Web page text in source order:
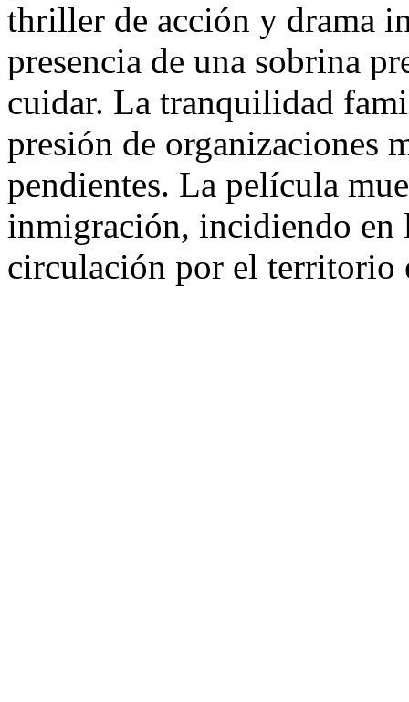
thriller de acción y drama
presencia de una sobrina
cuidar. La tranquilidad
presión de organizaciones
pendientes. La película
inmigración, incidiendo
circulación por el territorio